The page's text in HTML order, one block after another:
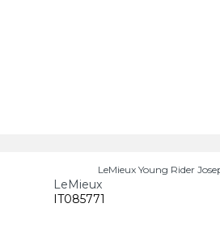
LeMieux Young Rider
LeMieux
IT085771